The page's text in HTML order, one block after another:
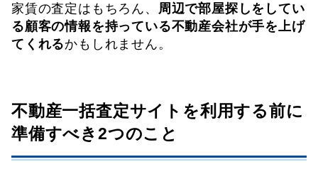
家賃の査定はもちろん、
周辺で部屋探しをしてい
る顧客の情報を持っている不動産会社が手を上げ
てくれるかもしれません。
不動産一括査定サイトを利用する前に
準備すべき2つのこと